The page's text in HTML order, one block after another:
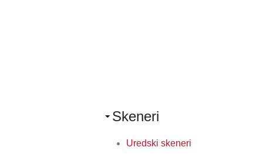
Skeneri
Uredski skeneri